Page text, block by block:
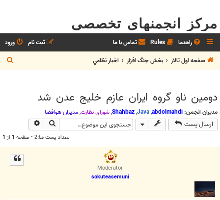
مرکز انجمنهای تخصصی
راهنما Rules تماس با ما ورود
ثبت نام
صفحه اول تالار
بخش جنگ افزار اخبار نظامي
س
دومين ناو گروه ايران عازم خليج عدن شد
مدیران انجمن: abdolmahdi
,
Java
,
Shahbaz
,شوراي نظارت,مديران هوافضا
ارسال پست جستجو
تعداد پست ها:2 • صفحه 1 از 1
Moderator
sokuteasemuni